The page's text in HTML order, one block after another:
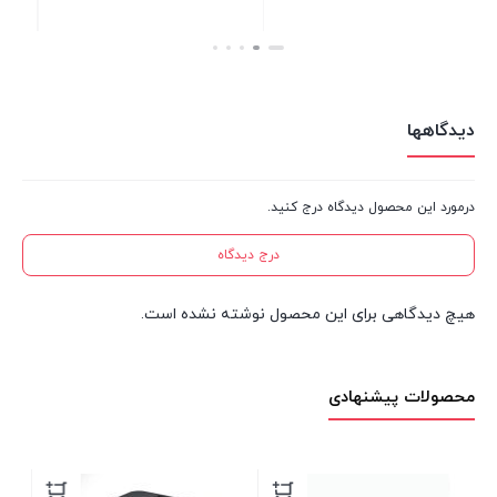
دیدگاهها
درمورد این محصول دیدگاه درج کنید.
درج دیدگاه
هیچ دیدگاهی برای این محصول نوشته نشده است.
محصولات پیشنهادی